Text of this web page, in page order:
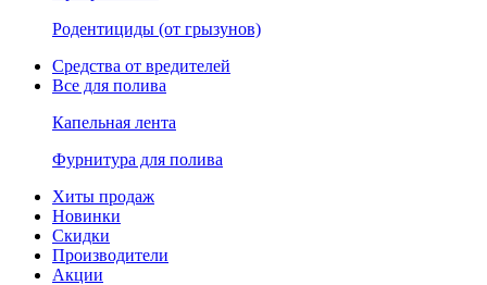
Родентициды (от грызунов)
Средства от вредителей
Все для полива
Капельная лента
Фурнитура для полива
Хиты продаж
Новинки
Скидки
Производители
Акции